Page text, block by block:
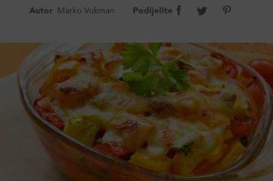
Autor Marko Vukman Podijelite